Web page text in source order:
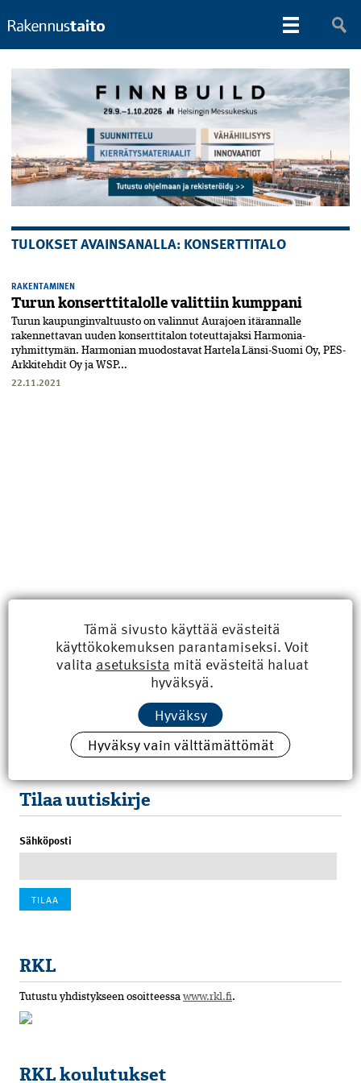
TULOKSET AVAINSANALLA: KONSERTTITALO
RAKENTAMINEN
Turun konserttitalolle valittiin kumppani
Turun kaupunginvaltuusto on valinnut Aurajoen itärannalle
rakennettavan uuden konserttitalon toteuttajaksi Harmonia-
ryhmittymän. Harmonian muodostavat Hartela Länsi-Suomi Oy, PES-
Arkkitehdit Oy ja WSP...
22.11.2021
Uusimmat
Kyberisku kiinteistötietoihin haittaisi energiarakentamista
100 vuotta sitten: Rajajoen uusi rautatiesilta
Tilaa uutiskirje
Sähköposti
RKL
Tutustu yhdistykseen osoitteessa www.rkl.fi.
RKL koulutukset
Tämä sivusto käyttää evästeitä
käyttökokemuksen parantamiseksi. Voit
valita asetuksista mitä evästeitä haluat
hyväksyä.
Hyväksy
Hyväksy vain välttämättömät